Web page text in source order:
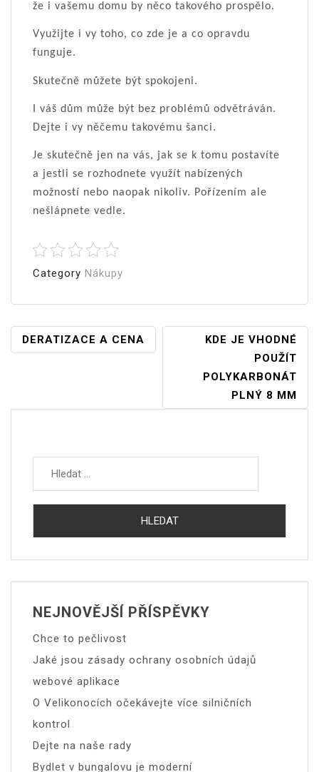
že i vašemu domu by něco takového prospělo.
Využijte i vy toho, co zde je a co opravdu
funguje.
Skutečně můžete být spokojeni.
I váš dům může být bez problémů odvětráván.
Dejte i vy něčemu takovému šanci.
Je skutečně jen na vás, jak se k tomu postavíte
a jestli se rozhodnete využít nabízených
možností nebo naopak nikoliv. Pořízením ale
nešlápnete vedle.
Category Nákupy
Navigace
DERATIZACE A CENA
KDE JE VHODNÉ
POUŽÍT
POLYKARBONÁT
PLNÝ 8 MM
NEJNOVĚJŠÍ PŘÍSPĚVKY
Chce to pečlivost
Jaké jsou zásady ochrany osobních údajů
webové aplikace
O Velikonocích očekávejte více silničních
kontrol
Dejte na naše rady
Bydlet v bungalovu je moderní